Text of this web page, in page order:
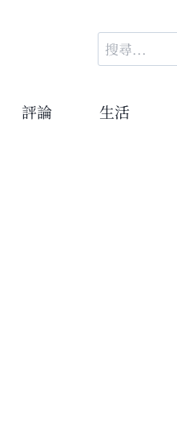
搜
尋
鍵
評論 生活